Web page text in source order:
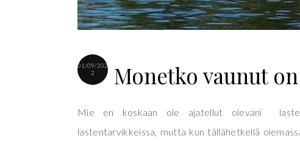
01/09/202
2
Monetko vaunut
Mie en koskaan ole ajatellut olevani
lastentarvikkeissa, mutta kun tällähetkellä